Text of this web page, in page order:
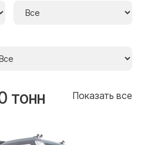
тонн Показать все